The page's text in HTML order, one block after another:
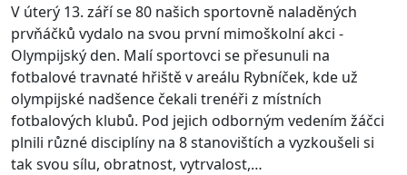
V úterý 13. září se 80 našich sportovně naladěných
prvňáčků vydalo na svou první mimoškolní akci -
Olympijský den. Malí sportovci se přesunuli na
fotbalové travnaté hřiště v areálu Rybníček, kde už
olympijské nadšence čekali trenéři z místních
fotbalových klubů. Pod jejich odborným vedením žáčci
plnili různé disciplíny na 8 stanovištích a vyzkoušeli si
tak svou sílu, obratnost, vytrvalost,…